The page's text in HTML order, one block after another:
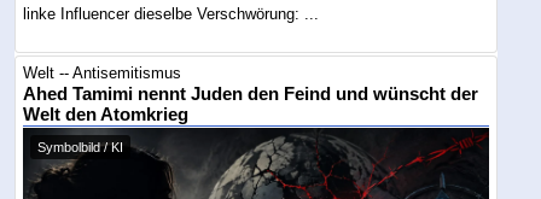
linke Influencer dieselbe Verschwörung: ...
Welt -- Antisemitismus
Ahed Tamimi nennt Juden den Feind und wünscht der
Welt den Atomkrieg
Symbolbild / KI